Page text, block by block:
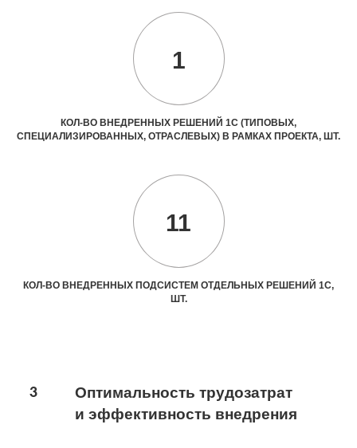
1
КОЛ-ВО ВНЕДРЕННЫХ РЕШЕНИЙ 1С (ТИПОВЫХ,
СПЕЦИАЛИЗИРОВАННЫХ, ОТРАСЛЕВЫХ) В РАМКАХ ПРОЕКТА, ШТ.
11
КОЛ-ВО ВНЕДРЕННЫХ ПОДСИСТЕМ ОТДЕЛЬНЫХ РЕШЕНИЙ 1С,
ШТ.
3
Оптимальность трудозатрат
и эффективность внедрения